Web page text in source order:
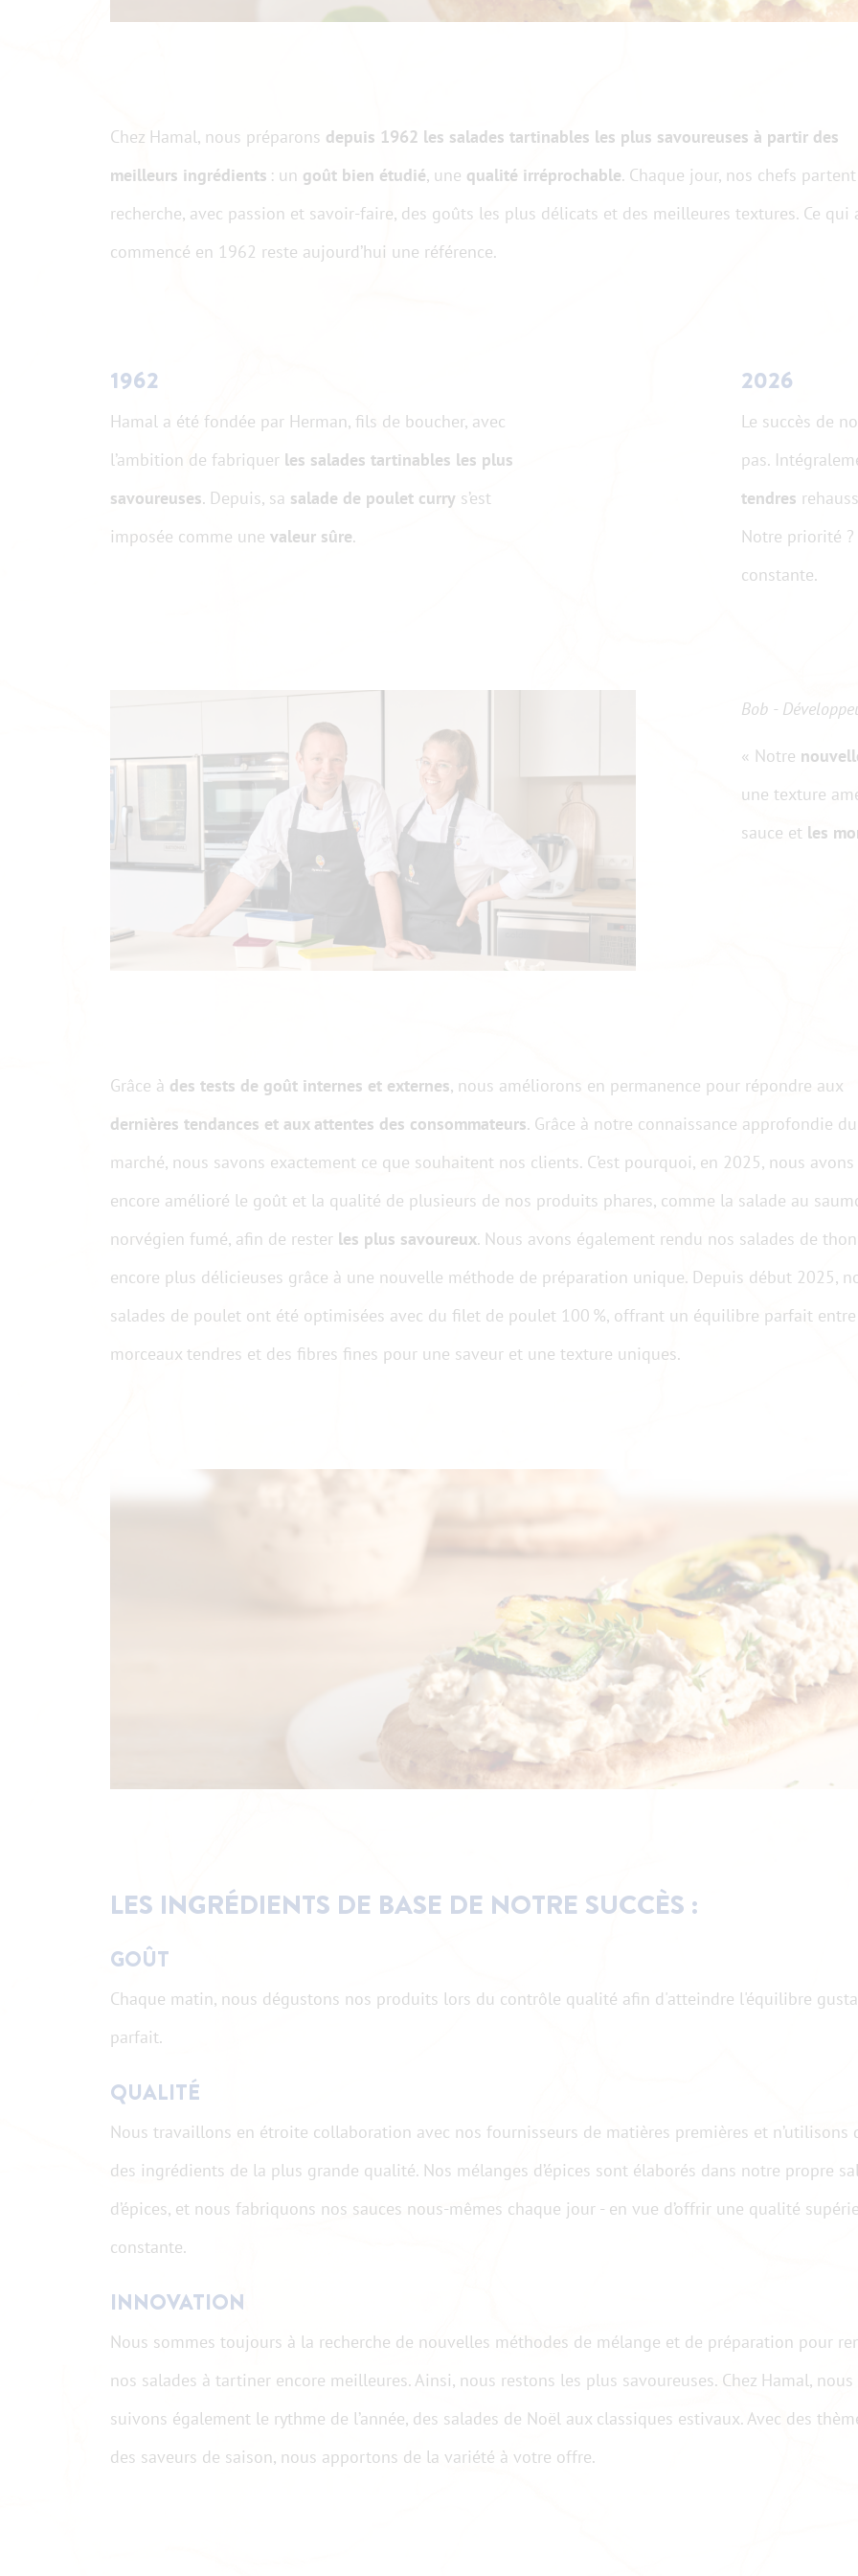
Chez Hamal, nous préparons depuis 1962 les salades tartinables les plus savoureuses à partir des
meilleurs ingrédients : un goût bien étudié, une qualité irréprochable. Chaque jour, nos chefs
recherche, avec passion et savoir-faire, des goûts les plus délicats et des meilleures textures. Ce qui
commencé en 1962 reste aujourd’hui une référence.
1962
Hamal a été fondée par Herman, fils de boucher, avec
l’ambition de fabriquer les salades tartinables les plus
savoureuses. Depuis, sa salade de poulet curry s’est
imposée comme unevaleur sûre.
2026
Le succès de
pas.
tendres
Notre priorité
constante.
Bob -
« Notre
une texture
sauce et les
Grâce à des tests de goût internes et externes, nous améliorons en permanence pour répondre aux
dernières tendances et aux attentes des consommateurs. Grâce à notre connaissance approfondie du
marché, nous savons exactement ce que souhaitent nos clients. C’est pourquoi, en 2025, nous avons
encore amélioré le goût et la qualité de plusieurs de nos produits phares, comme la salade au
norvégien fumé, afin de rester les plus savoureux. Nous avons également rendu nos salades de thon
encore plus délicieuses grâce à une nouvelle méthode de préparation unique. Depuis début 2025,
salades de poulet ont été optimisées avec du filet de poulet 100 %, offrant un équilibre parfait
morceaux tendres et des fibres fines pour une saveur et une texture uniques.
LES INGRÉDIENTS DE BASE DE NOTRE SUCCÈS :
GOÛT
Chaque matin, nous dégustons nos produits lors du contrôle qualité afin d'atteindre l'équilibre
parfait.
QUALITÉ
Nous travaillons en étroite collaboration avec nos fournisseurs de matières premières et n’utilisons
des ingrédients de la plus grande qualité. Nos mélanges d’épices sont élaborés dans notre propre
d’épices, et nous fabriquons nos sauces nous-mêmes chaque jour - en vue d’offrir une qualité
constante.
INNOVATION
Nous sommes toujours à la recherche de nouvelles méthodes de mélange et de préparation pour
nos salades à tartiner encore meilleures. Ainsi, nous restons les plus savoureuses. Chez Hamal, nous
suivons également le rythme de l’année, des salades de Noël aux classiques estivaux. Avec des
des saveurs de saison, nous apportons de la variété à votre offre.